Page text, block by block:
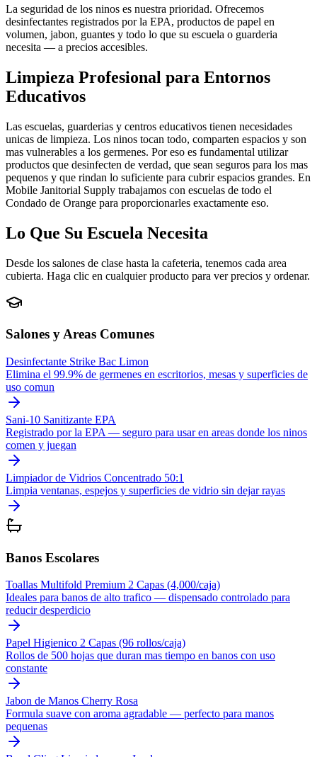
La seguridad de los ninos es nuestra prioridad. Ofrecemos
desinfectantes registrados por la EPA, productos de papel en
volumen, jabon, guantes y todo lo que su escuela o guarderia
necesita — a precios accesibles.
Limpieza Profesional para Entornos
Educativos
Las escuelas, guarderias y centros educativos tienen necesidades
unicas de limpieza. Los ninos tocan todo, comparten espacios y son
mas vulnerables a los germenes. Por eso es fundamental utilizar
productos que desinfecten de verdad, que sean seguros para los mas
pequenos y que rindan lo suficiente para cubrir espacios grandes. En
Mobile Janitorial Supply trabajamos con escuelas de todo el
Condado de Orange para proporcionarles exactamente eso.
Lo Que Su Escuela Necesita
Desde los salones de clase hasta la cafeteria, tenemos cada area
cubierta. Haga clic en cualquier producto para ver precios y ordenar.
Salones y Areas Comunes
Desinfectante Strike Bac Limon
Elimina el 99.9% de germenes en escritorios, mesas y superficies de
uso comun
Sani-10 Sanitizante EPA
Registrado por la EPA — seguro para usar en areas donde los ninos
comen y juegan
Limpiador de Vidrios Concentrado 50:1
Limpia ventanas, espejos y superficies de vidrio sin dejar rayas
Banos Escolares
Toallas Multifold Premium 2 Capas (4,000/caja)
Ideales para banos de alto trafico — dispensado controlado para
reducir desperdicio
Papel Higienico 2 Capas (96 rollos/caja)
Rollos de 500 hojas que duran mas tiempo en banos con uso
constante
Jabon de Manos Cherry Rosa
Formula suave con aroma agradable — perfecto para manos
pequenas